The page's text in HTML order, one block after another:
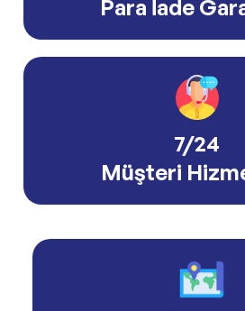
Para İade
7/24
Müşteri